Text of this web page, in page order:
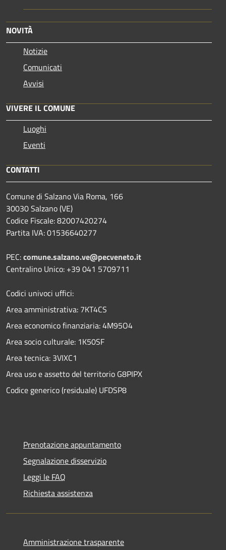
NOVITÀ
Notizie
Comunicati
Avvisi
VIVERE IL COMUNE
Luoghi
Eventi
CONTATTI
Comune di Salzano Via Roma, 166
30030 Salzano (VE)
Codice Fiscale: 82007420274
Partita IVA: 01536640277
PEC:comune.salzano.ve@pecveneto.it
Centralino Unico: +39 041 5709711
Codici univoci uffici:
Area amministrativa: 7KT4CS
Area economico finanziaria: 4M95O4
Area socio culturale: 1K50SF
Area tecnica: 3VIXC1
Area uso e assetto del territorio G8PIPX
Codice generico (residuale) UFDSP8
Prenotazione appuntamento
Segnalazione disservizio
Leggi le FAQ
Richiesta assistenza
Amministrazione trasparente